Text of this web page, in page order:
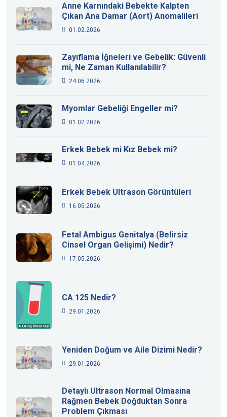
Anne Karnındaki Bebekte Kalpten
Çıkan Ana Damar (Aort) Anomalileri
01.02.2026
Zayıflama İğneleri ve Gebelik: Güvenli
mi, Ne Zaman Kullanılabilir?
24.06.2026
Myomlar Gebeliği Engeller mi?
01.02.2026
Erkek Bebek mi Kız Bebek mi?
01.04.2026
Erkek Bebek Ultrason Görüntüleri
16.05.2026
Fetal Ambigus Genitalya (Belirsiz
Cinsel Organ Gelişimi) Nedir?
17.05.2026
CA 125 Nedir?
29.01.2026
Yeniden Doğum ve Aile Dizimi Nedir?
29.01.2026
Detaylı Ultrason Normal Olmasına
Rağmen Bebek Doğduktan Sonra
Problem Çıkması